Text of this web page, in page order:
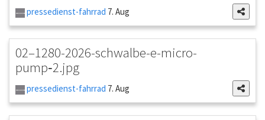
pressedienst-fahrrad 7. Aug
02–1280-2026-schwalbe-e-micro-
pump‑2.jpg
pressedienst-fahrrad 7. Aug